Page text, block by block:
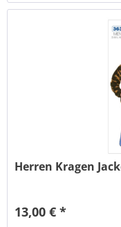
Herren Kragen
13,00 € *